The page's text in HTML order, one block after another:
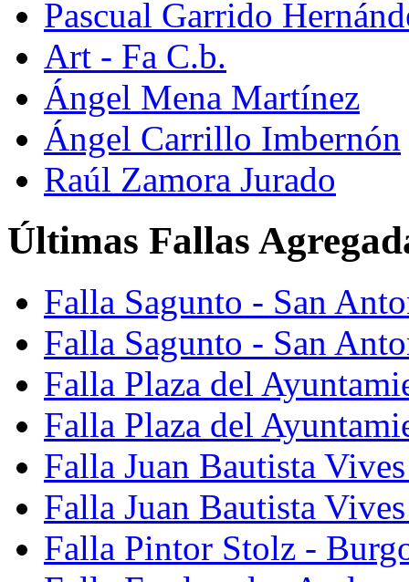
Pascual Garrido
Art - Fa C.b.
Ángel Mena Martínez
Ángel Carrillo Imbernón
Raúl Zamora Jurado
Últimas Fallas
Falla Sagunto - San
Falla Sagunto - San
Falla Plaza del
Falla Plaza del
Falla Juan Bautista
Falla Juan Bautista
Falla Pintor Stolz -